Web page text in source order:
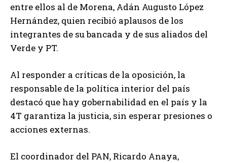
entre ellos al de Morena, Adán Augusto López
Hernández, quien recibió aplausos de los
integrantes de su bancada y de sus aliados del
Verde y PT.
Al responder a críticas de la oposición, la
responsable de la política interior del país
destacó que hay gobernabilidad en el país y la
4T garantiza la justicia, sin esperar presiones o
acciones externas.
El coordinador del PAN, Ricardo Anaya,